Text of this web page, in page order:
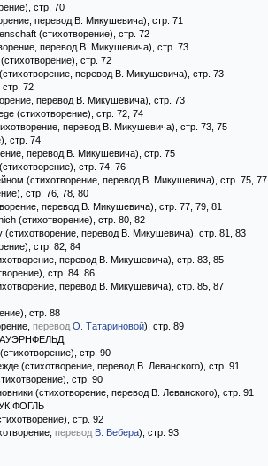
стр. 70
перевод В. Микушевича), стр. 71
(стихотворение), стр. 72
перевод В. Микушевича), стр. 73
стр. 72
перевод В. Микушевича), стр. 73
72
перевод В. Микушевича), стр. 73
(стихотворение), стр. 72, 74
перевод В. Микушевича), стр. 73, 75
стр. 74
перевод В. Микушевича), стр. 75
стр. 74, 76
(стихотворение, перевод В. Микушевича), стр. 75, 77
стр. 76, 78, 80
перевод В. Микушевича), стр. 77, 79, 81
(стихотворение), стр. 80, 82
перевод В. Микушевича), стр. 81, 83
стр. 82, 84
перевод В. Микушевича), стр. 83, 85
стр. 84, 86
перевод В. Микушевича), стр. 85, 87
стр. 88
перевод О. Татариновой), стр. 89
стр. 90
(стихотворение, перевод В. Леванского), стр. 91
стр. 90
(стихотворение, перевод В. Леванского), стр. 91
ФОГЛЬ
стр. 92
перевод В. Вебера), стр. 93